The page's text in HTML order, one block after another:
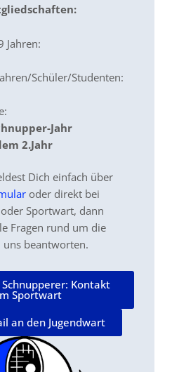
Jahren:
Schüler/Studenten:
Jahr
2.Jahr
Dich einfach über
oder direkt bei
Sportwart, dann
Fragen rund um die
beantworten.
Schnupperer: Kontakt
Sportwart
an den Jugendwart